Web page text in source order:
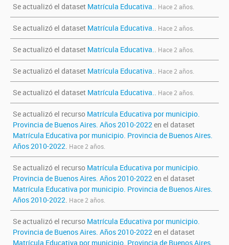
Se actualizó el dataset Matrícula Educativa.. Hace 2 años.
Se actualizó el dataset Matrícula Educativa.. Hace 2 años.
Se actualizó el dataset Matrícula Educativa.. Hace 2 años.
Se actualizó el dataset Matrícula Educativa.. Hace 2 años.
Se actualizó el dataset Matrícula Educativa.. Hace 2 años.
Se actualizó el recurso Matrícula Educativa por municipio.
Provincia de Buenos Aires. Años 2010-2022en el dataset
Matrícula Educativa por municipio. Provincia de Buenos Aires.
Años 2010-2022. Hace 2 años.
Se actualizó el recurso Matrícula Educativa por municipio.
Provincia de Buenos Aires. Años 2010-2022en el dataset
Matrícula Educativa por municipio. Provincia de Buenos Aires.
Años 2010-2022. Hace 2 años.
Se actualizó el recurso Matrícula Educativa por municipio.
Provincia de Buenos Aires. Años 2010-2022en el dataset
Matrícula Educativa por municipio. Provincia de Buenos Aires.